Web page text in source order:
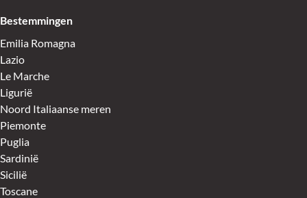
Bestemmingen
Emilia Romagna
Lazio
Le Marche
Ligurië
Noord Italiaanse meren
Piemonte
Puglia
Sardinië
Sicilië
Toscane